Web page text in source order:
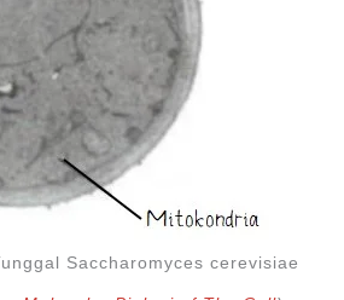
Saccharomyces cerevisiae